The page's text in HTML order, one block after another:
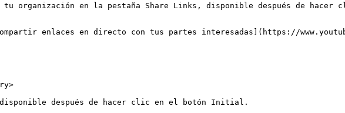
tu organización en la pestaña Share Links, disponible después de
enlaces en directo con tus partes interesadas](https://
disponible después de hacer clic en el botón Initial.